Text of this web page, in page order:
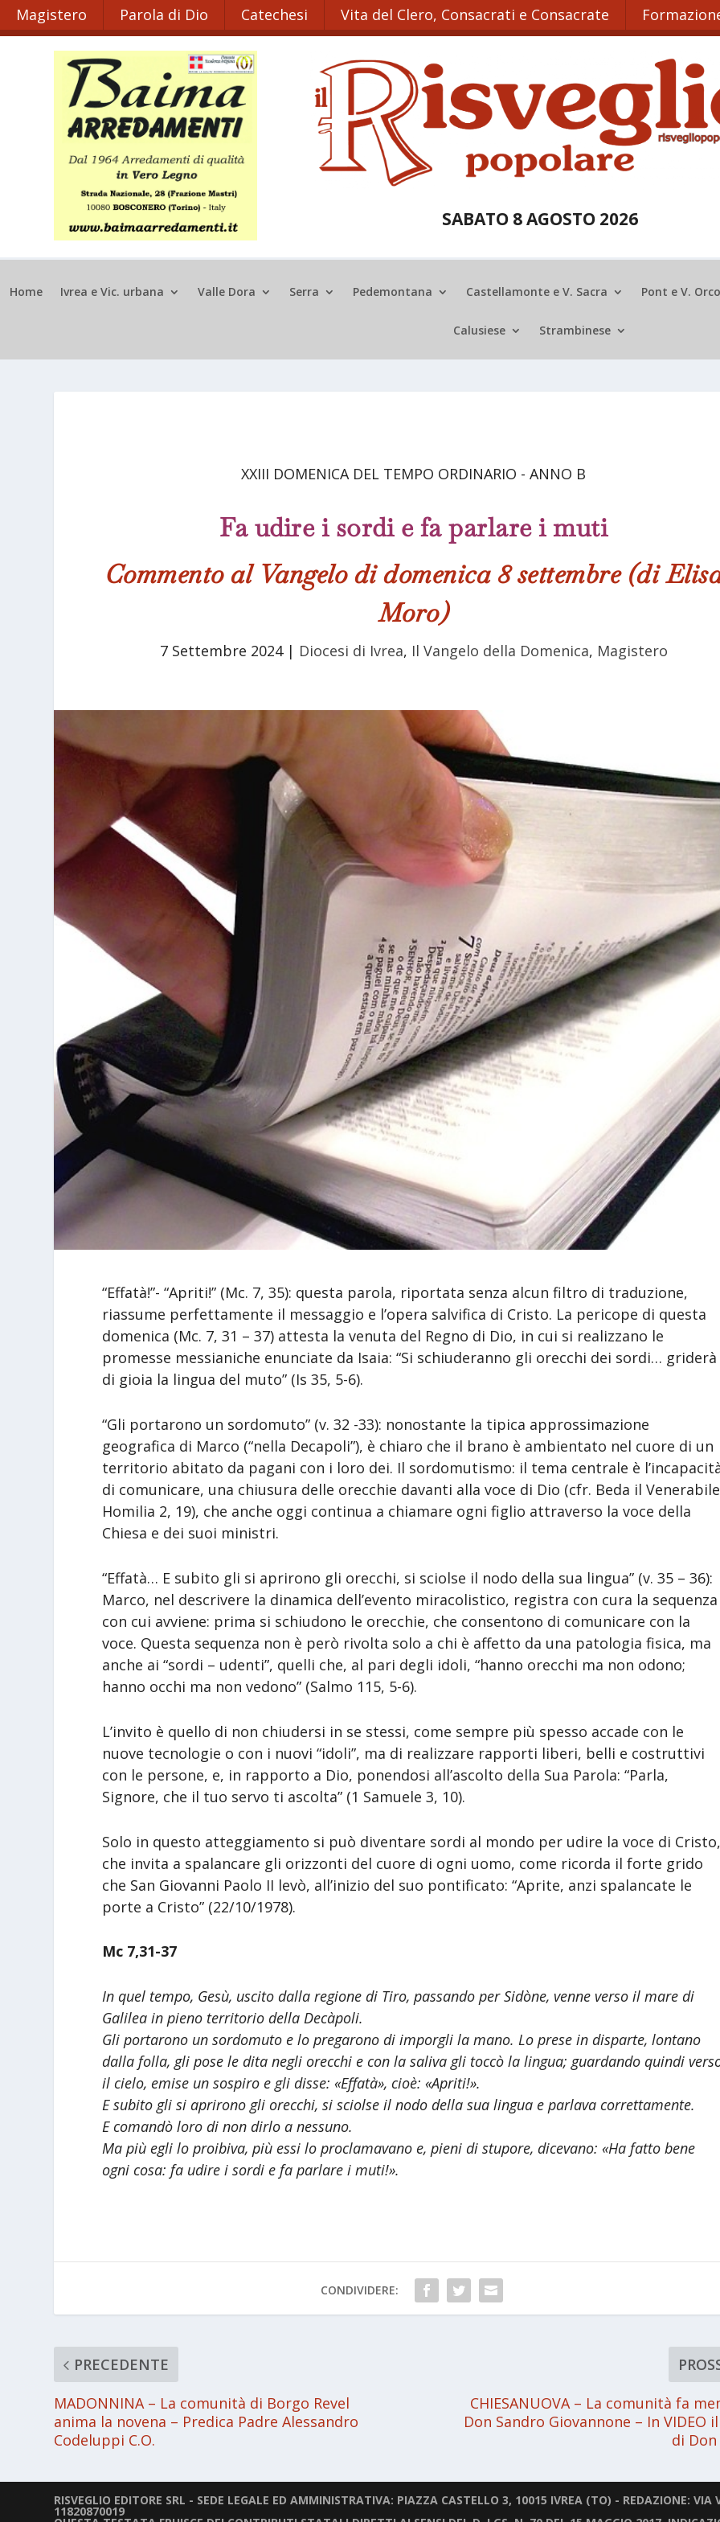
Magistero Parola di Dio Catechesi Vita del Clero, Consacrati e Consacrate
SABATO 8 AGOSTO 2026
Home Ivrea e Vic. urbana Valle Dora Serra Pedemontana Castellamonte e V. Sacra Pont e V.
Calusiese Strambinese
XXIII DOMENICA DEL TEMPO ORDINARIO - ANNO B
Fa udire i sordi e fa parlare i muti
Commento al Vangelo di domenica 8 settembre (di
Moro)
7 Settembre 2024| Diocesi di Ivrea, Il Vangelo della Domenica, Magistero
“Effatà!”- “Apriti!” (Mc. 7, 35): questa parola, riportata senza alcun filtro di traduzione,
riassume perfettamente il messaggio e l’opera salvifica di Cristo. La pericope di questa
domenica (Mc. 7, 31 – 37) attesta la venuta del Regno di Dio, in cui si realizzano le
promesse messianiche enunciate da Isaia: “Si schiuderanno gli orecchi dei sordi… griderà
di gioia la lingua del muto” (Is 35, 5-6).
“Gli portarono un sordomuto” (v. 32 -33): nonostante la tipica approssimazione
geografica di Marco (“nella Decapoli”), è chiaro che il brano è ambientato nel cuore di un
territorio abitato da pagani con i loro dei. Il sordomutismo: il tema centrale è
di comunicare, una chiusura delle orecchie davanti alla voce di Dio (cfr. Beda il
Homilia 2, 19), che anche oggi continua a chiamare ogni figlio attraverso la voce della
Chiesa e dei suoi ministri.
“Effatà… E subito gli si aprirono gli orecchi, si sciolse il nodo della sua lingua” (v. 35 – 36):
Marco, nel descrivere la dinamica dell’evento miracolistico, registra con cura la sequenza
con cui avviene: prima si schiudono le orecchie, che consentono di comunicare con la
voce. Questa sequenza non è però rivolta solo a chi è affetto da una patologia fisica, ma
anche ai “sordi – udenti”, quelli che, al pari degli idoli, “hanno orecchi ma non odono;
hanno occhi ma non vedono” (Salmo 115, 5-6).
L’invito è quello di non chiudersi in se stessi, come sempre più spesso accade con le
nuove tecnologie o con i nuovi “idoli”, ma di realizzare rapporti liberi, belli e costruttivi
con le persone, e, in rapporto a Dio, ponendosi all’ascolto della Sua Parola: “Parla,
Signore, che il tuo servo ti ascolta” (1 Samuele 3, 10).
Solo in questo atteggiamento si può diventare sordi al mondo per udire la voce di
che invita a spalancare gli orizzonti del cuore di ogni uomo, come ricorda il forte grido
che San Giovanni Paolo II levò, all’inizio del suo pontificato: “Aprite, anzi spalancate le
porte a Cristo” (22/10/1978).
Mc 7,31-37
In quel tempo, Gesù, uscito dalla regione di Tiro, passando per Sidòne, venne verso il mare di
Galilea in pieno territorio della Decàpoli.
Gli portarono un sordomuto e lo pregarono di imporgli la mano. Lo prese in disparte, lontano
dalla folla, gli pose le dita negli orecchi e con la saliva gli toccò la lingua; guardando quindi
il cielo, emise un sospiro e gli disse: «Effatà», cioè: «Apriti!».
E subito gli si aprirono gli orecchi, si sciolse il nodo della sua lingua e parlava correttamente.
E comandò loro di non dirlo a nessuno.
Ma più egli lo proibiva, più essi lo proclamavano e, pieni di stupore, dicevano: «Ha fatto bene
ogni cosa: fa udire i sordi e fa parlare i muti!».
CONDIVIDERE:
PRECEDENTE
MADONNINA – La comunità di Borgo Revel
anima la novena – Predica Padre Alessandro
Codeluppi C.O.
CHIESANUOVA – La comunità fa
Don Sandro Giovannone – In VIDEO
di
RISVEGLIO EDITORE SRL - SEDE LEGALE ED AMMINISTRATIVA: PIAZZA CASTELLO 3, 10015 IVREA (TO) - REDAZIONE:
11820870019